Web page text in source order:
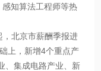
知算法工程师等热
北京市薪酬季报进
上，新增4个重点产
、集成电路产业、新